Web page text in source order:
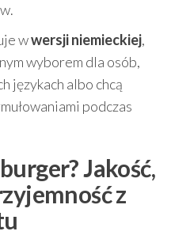
wwersji niemieckiej,
wyborem dla osób,
językach albo chcą
podczas
Jakość,
z